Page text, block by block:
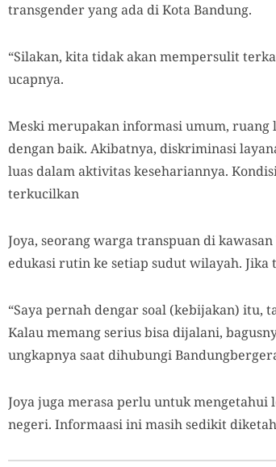
transgender yang ada di Kota Bandung.
“Silakan, kita tidak akan mempersulit
ucapnya.
Meski merupakan informasi umum,
dengan baik. Akibatnya, diskriminasi
luas dalam aktivitas kesehariannya.
terkucilkan
Joya, seorang warga transpuan di
edukasi rutin ke setiap sudut wilayah.
“Saya pernah dengar soal (kebijakan) itu,
Kalau memang serius bisa dijalani,
ungkapnya saat dihubungi
Joya juga merasa perlu untuk
negeri. Informaasi ini masih sedikit